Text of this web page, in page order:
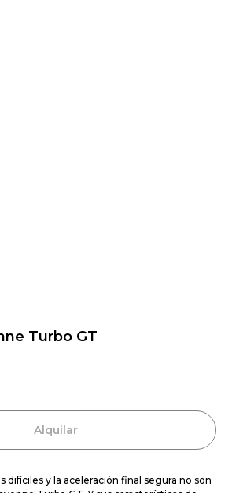
Turbo GT
Alquilar
difíciles y la aceleración final segura no son